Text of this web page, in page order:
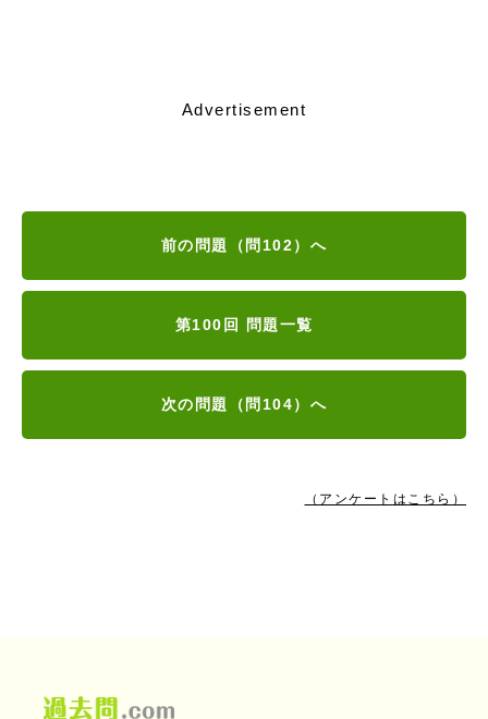
Advertisement
前の問題（問102）へ
第100回 問題一覧
次の問題（問104）へ
（アンケートはこちら）